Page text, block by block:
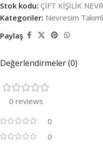
Stok kodu: ÇİFT KİŞİLİK
Kategoriler: Nevresim
Paylaş
Değerlendirmeler (0)
0 reviews
0
0